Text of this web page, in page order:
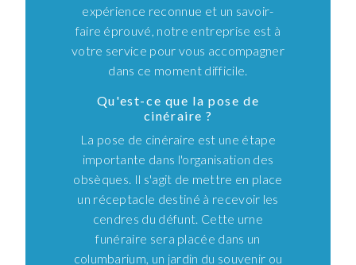
expérience reconnue et un savoir-
faire éprouvé, notre entreprise est à
votre service pour vous accompagner
dans ce moment difficile.
Qu'est-ce que la pose de
cinéraire ?
La pose de cinéraire est une étape
importante dans l'organisation des
obsèques. Il s'agit de mettre en place
un réceptacle destiné à recevoir les
cendres du défunt. Cette urne
funéraire sera placée dans un
columbarium, un jardin du souvenir ou